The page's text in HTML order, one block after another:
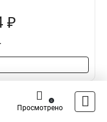
₽
Просмотрено
0